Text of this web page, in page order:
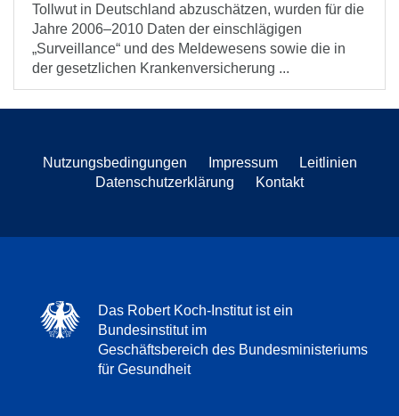
Tollwut in Deutschland abzuschätzen, wurden für die
Jahre 2006–2010 Daten der einschlägigen
„Surveillance“ und des Meldewesens sowie die in
der gesetzlichen Krankenversicherung ...
Nutzungsbedingungen Impressum
Leitlinien
Datenschutzerklärung
Kontakt
Das Robert Koch-Institut ist ein
Bundesinstitut im
Geschäftsbereich des Bundesministeriums
für Gesundheit